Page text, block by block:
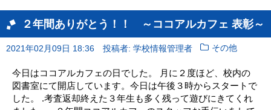
２年間ありがとう！！ ～ココアルカフェ 表彰～
2021年02月09日 18:36 投稿者: 学校情報管理者 その他
今日はココアルカフェの日でした。 月に２度ほど、校内の
図書室にて開店しています。今日は午後３時からスタートで
した。 .考査返却終えた３年生も多く残って遊びにきてくれ